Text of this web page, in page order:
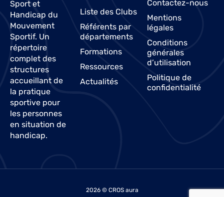
Sport et
Handicap du
Mouvement
Sportif. Un
répertoire
complet des
structures
accueillant de
la pratique
sportive pour
les personnes
en situation de
handicap.
Liste des Clubs
Référents par
départements
Formations
Ressources
Actualités
Contactez-nous
Mentions
légales
Conditions
générales
d’utilisation
Politique de
confidentialité
2026 © CROS aura